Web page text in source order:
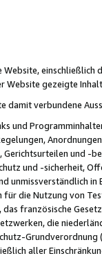
gezeigte
damit verbundene
und
und -
und -sicherheit,
unmissverständlich
die Nutzung von
französische
die
aller